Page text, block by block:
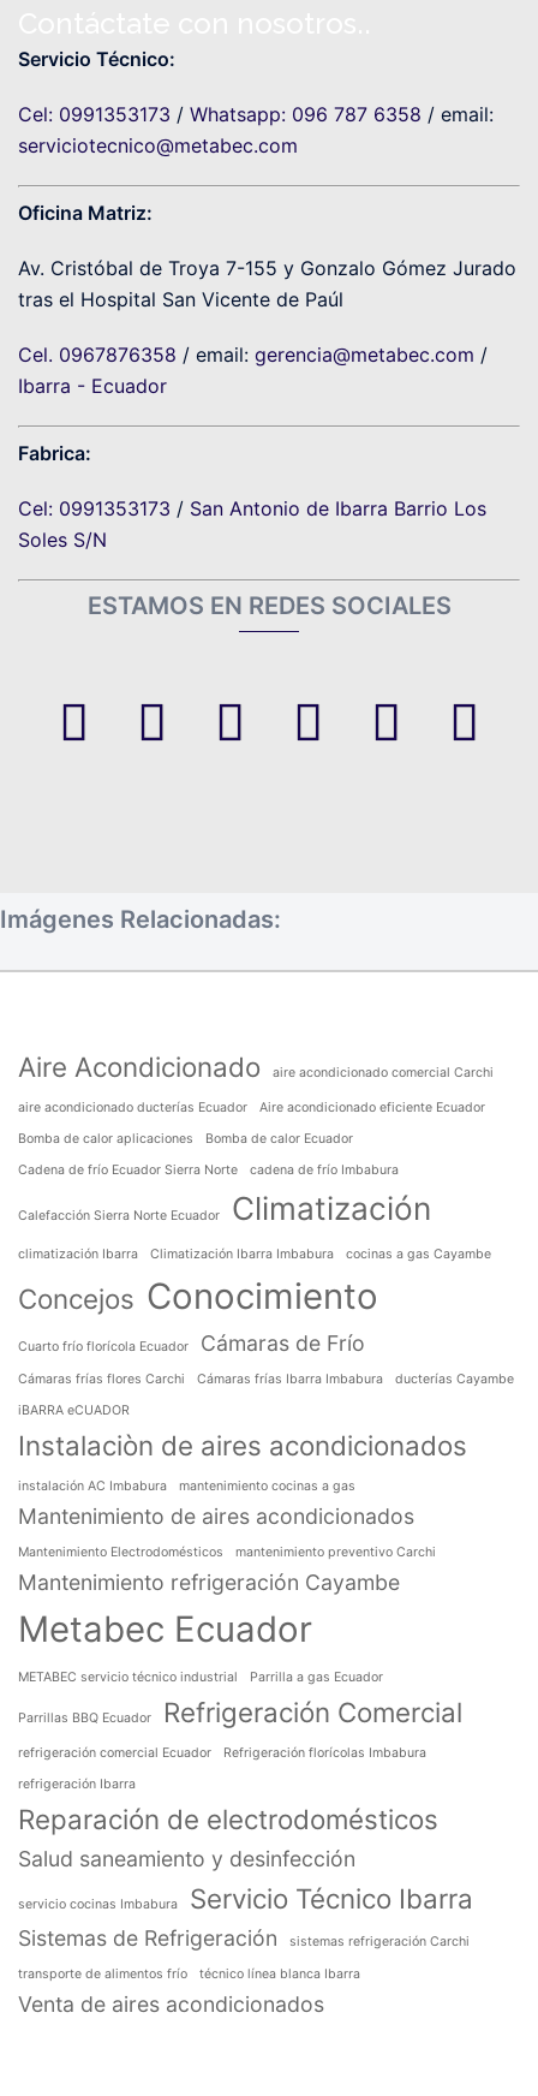
Servicio Técnico:
Cel: 0991353173 / Whatsapp: 096 787 6358 / email:
serviciotecnico@metabec.com
Oficina Matriz:
Av. Cristóbal de Troya 7-155 y Gonzalo Gómez Jurado
tras el Hospital San Vicente de Paúl
Cel. 0967876358 / email: gerencia@metabec.com /
Ibarra - Ecuador
Fabrica:
Cel: 0991353173 / San Antonio de Ibarra Barrio Los
Soles S/N
ESTAMOS EN REDES SOCIALES
Facebook Twitter Linkedin Instagram Toutube
Imágenes Relacionadas:
Aire Acondicionado aire acondicionado comercial Carchi
aire acondicionado ducterías Ecuador
Aire acondicionado eficiente Ecuador
Bomba de calor aplicaciones
Bomba de calor Ecuador
Cadena de frío Ecuador Sierra Norte
cadena de frío Imbabura
Calefacción Sierra Norte Ecuador Climatización
climatización Ibarra Climatización Ibarra Imbabura cocinas a gas Cayambe
Concejos Conocimiento
Cuarto frío florícola Ecuador Cámaras de Frío
Cámaras frías flores Carchi Cámaras frías Ibarra Imbabura
ducterías Cayambe
iBARRA eCUADOR
Instalaciòn de aires acondicionados
instalación AC Imbabura mantenimiento cocinas a gas
Mantenimiento de aires acondicionados
Mantenimiento Electrodomésticos mantenimiento preventivo Carchi
Mantenimiento refrigeración Cayambe
Metabec Ecuador
METABEC servicio técnico industrial Parrilla a gas Ecuador
Parrillas BBQ Ecuador Refrigeración Comercial
refrigeración comercial Ecuador
Refrigeración florícolas Imbabura
refrigeración Ibarra
Reparación de electrodomésticos
Salud saneamiento y desinfección
servicio cocinas Imbabura Servicio Técnico Ibarra
Sistemas de Refrigeración sistemas refrigeración Carchi
transporte de alimentos frío técnico línea blanca Ibarra
Venta de aires acondicionados